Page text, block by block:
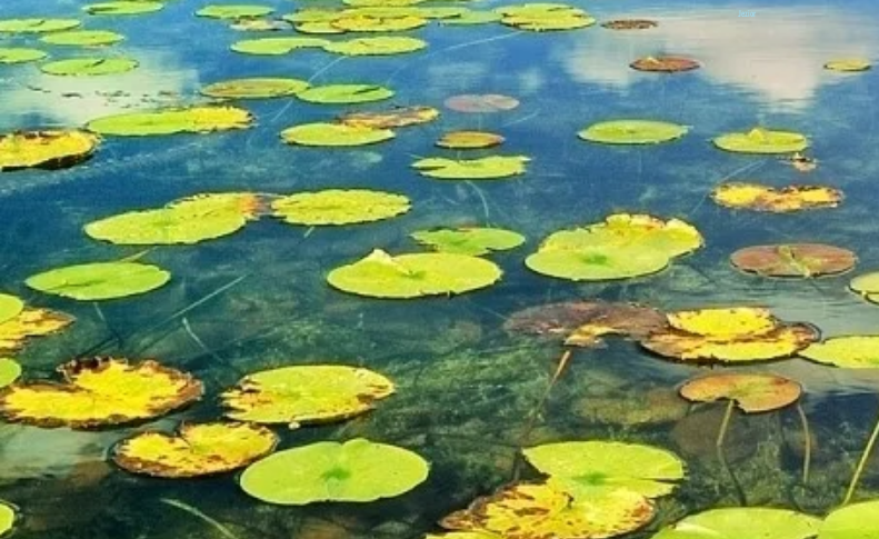
Jezior